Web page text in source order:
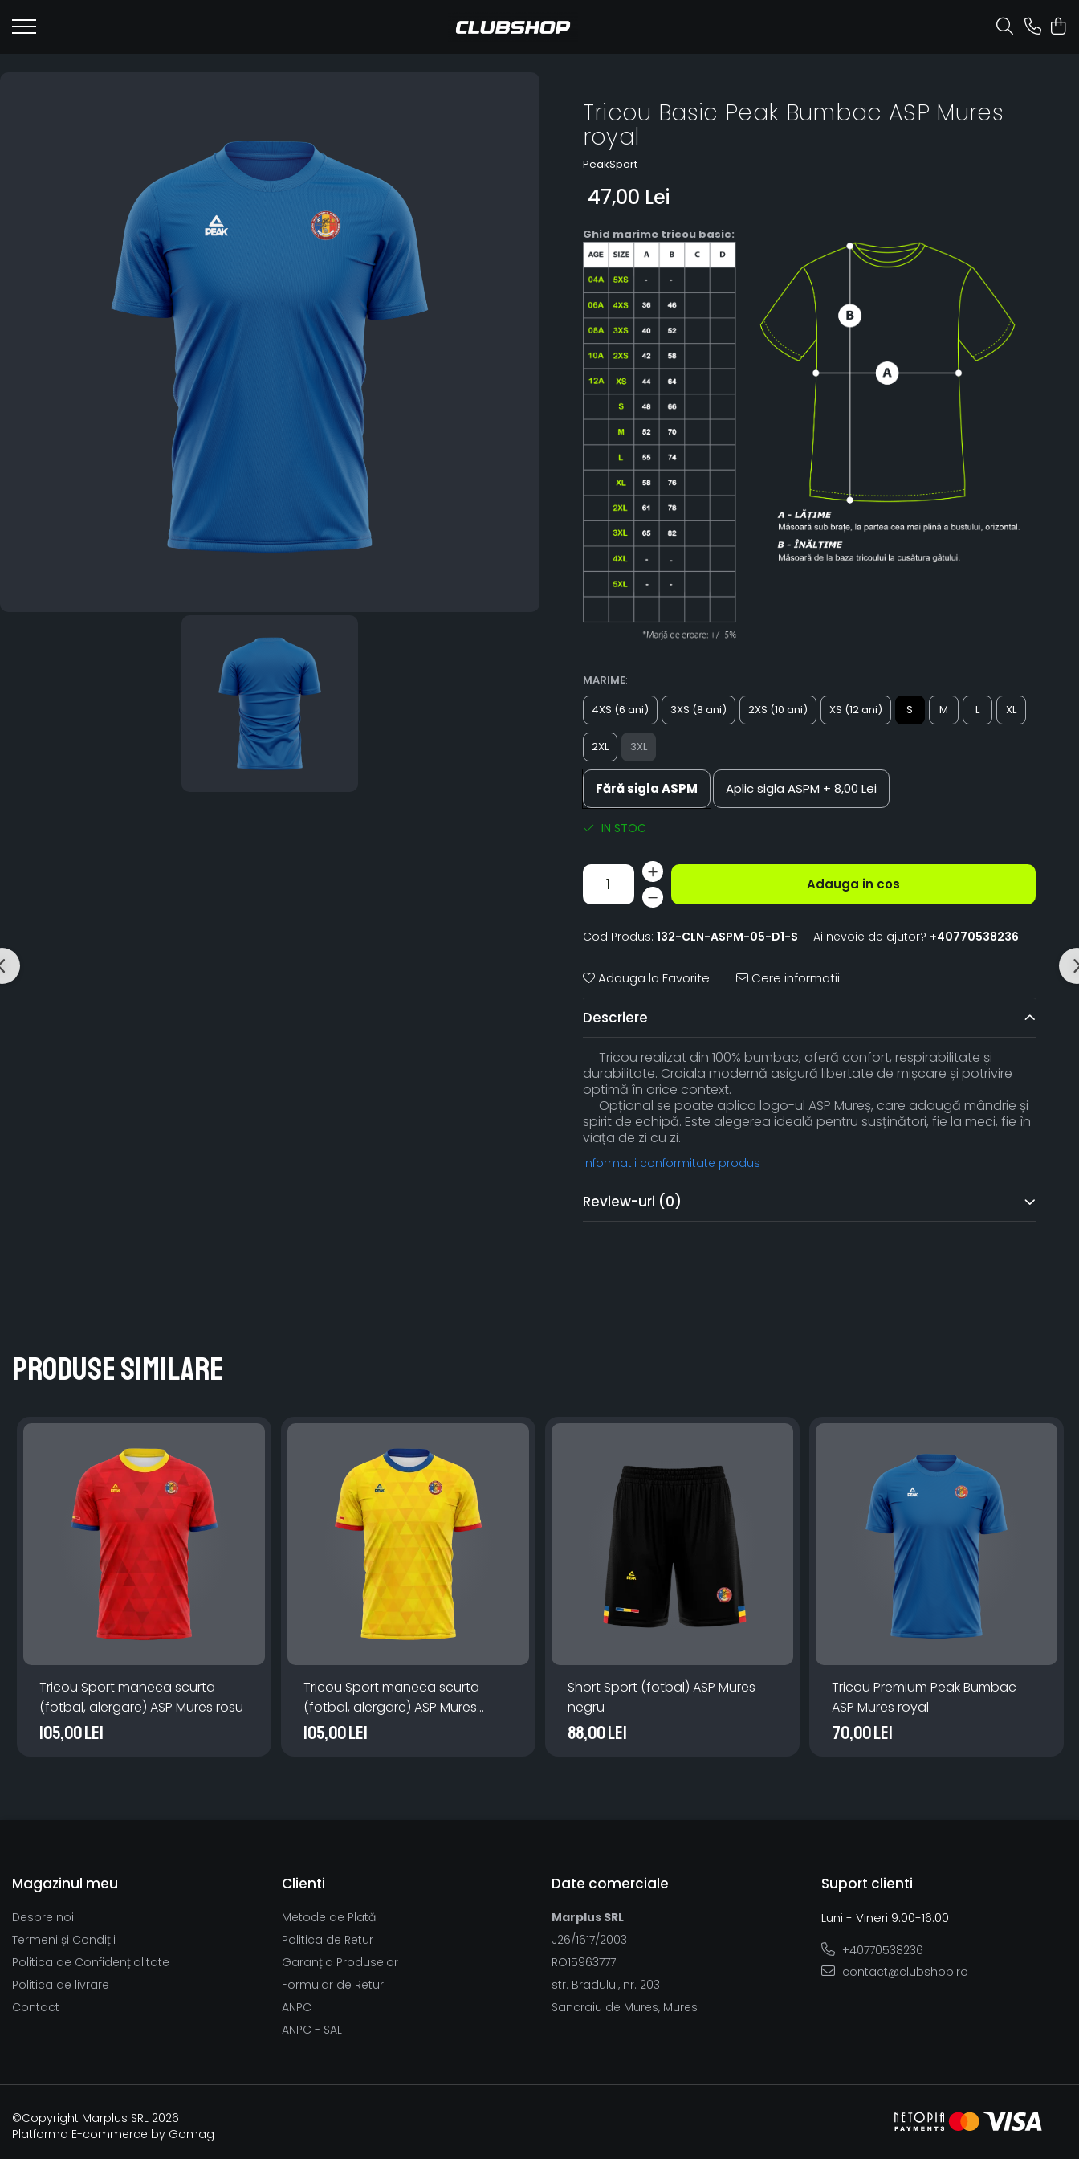
Tricou Basic Peak Bumbac ASP Mures
royal
PeakSport
47,00 Lei
Ghid marime tricou basic:
MARIME:
4XS (6 ani)
3XS (8 ani) 2XS (10 ani) XS (12 ani) S M L XL
2XL 3XL
Fără sigla ASPM Aplic sigla ASPM + 8,00 Lei
IN STOC
Adauga in cos
Cod Produs: 132-CLN-ASPM-05-D1-S Ai nevoie de ajutor? +40770538236
Adauga la Favorite Cere informatii
Descriere
Tricou realizat din 100% bumbac, oferă confort, respirabilitate și
durabilitate. Croiala modernă asigură libertate de mișcare și potrivire
optimă în orice context.
Opțional se poate aplica logo-ul ASP Mureș, care adaugă mândrie și
spirit de echipă. Este alegerea ideală pentru susținători, fie la meci, fie în
viața de zi cu zi.
Informatii conformitate produs
Review-uri (0)
Produse similare
Tricou Sport maneca scurta
(fotbal, alergare) ASP Mures rosu
105,00 Lei
Tricou Sport maneca scurta
(fotbal, alergare) ASP Mures
galben
105,00 Lei
Short Sport (fotbal) ASP Mures
negru
88,00 Lei
Tricou Premium Peak Bumbac
ASP Mures royal
70,00 Lei
Magazinul meu
Despre noi
Termeni și Condiții
Politica de Confidențialitate
Politica de livrare
Contact
Clienti
Metode de Plată
Politica de Retur
Garanția Produselor
Formular de Retur
ANPC
ANPC - SAL
Date comerciale
Marplus SRL
J26/1617/2003
RO15963777
str. Bradului, nr. 203
Sancraiu de Mures, Mures
Suport clienti
Luni - Vineri 9:00-16:00
+40770538236
contact@clubshop.ro
©Copyright Marplus SRL 2026
Platforma E-commerce by Gomag